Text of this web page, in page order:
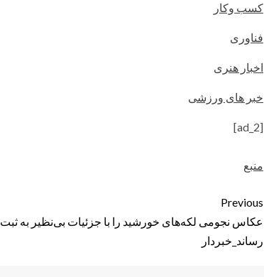
کسب وکار
فناوری
اخبار هنری
خبر های ورزشی
[ad_2]
منبع
Previous
عکاس نجومی لکه‌های خورشید را با جزئیات بی‌نظیر به ثبت
رساند_خبردار